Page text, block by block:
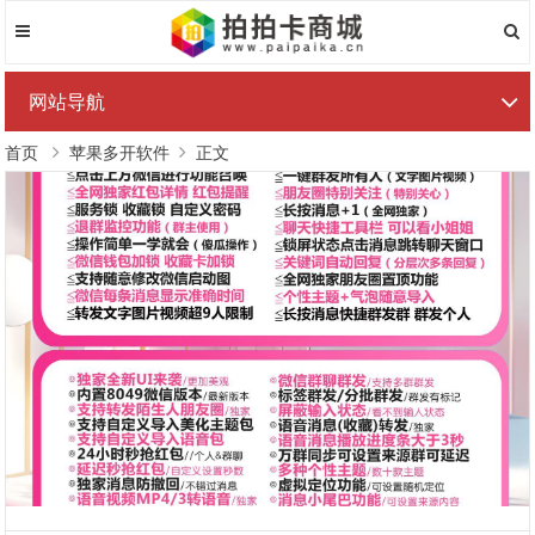
网站导航
首页 苹果多开软件 正文